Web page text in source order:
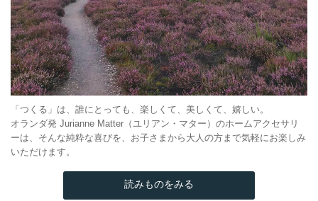
「つくる」は、誰にとっても、楽しくて、美しくて、嬉しい。
オランダ発 Jurianne Matter（ユリアン・マター）のホームアクセサリ
ーは、そんな純粋な喜びを、お子さまから大人の方まで気軽にお楽しみ
いただけます。
読みものをみる